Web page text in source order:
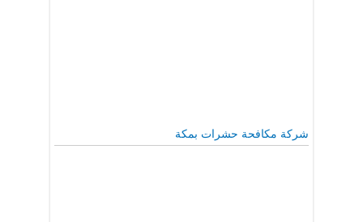
شركة مكافحة حشرات بمكة